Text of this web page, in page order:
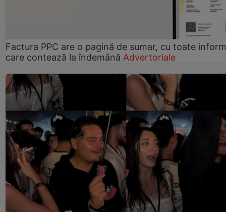
Factura PPC are o pagină de sumar, cu toate
care contează la îndemână Advertoriale